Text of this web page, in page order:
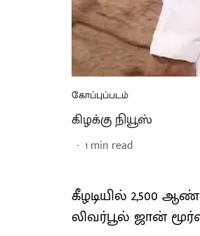
கோப்புப்படம்
கிழக்கு நியூஸ்
1min read
கீழடியில் 2,500
லிவர்பூல் ஜான்